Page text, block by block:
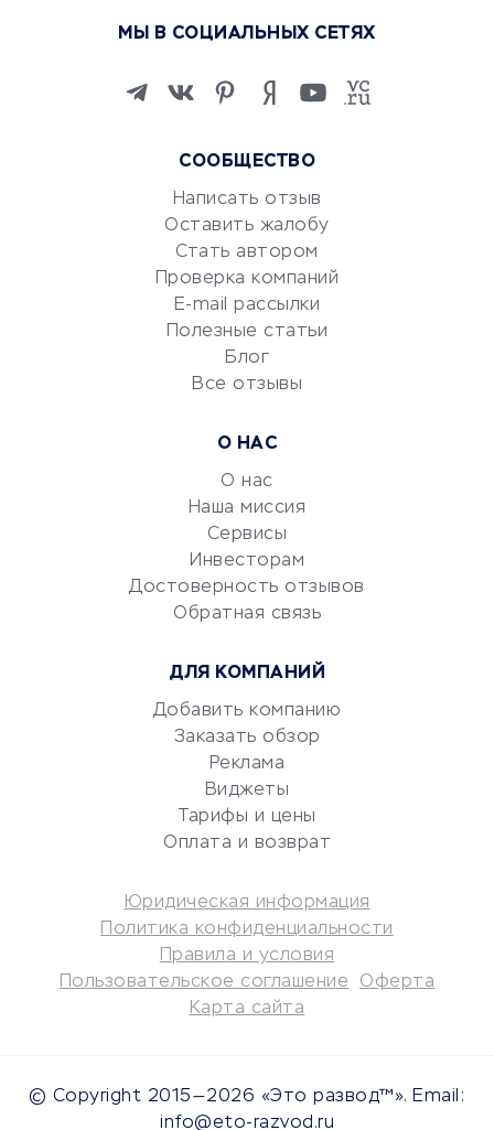
Изучение иностранных
Маркетинг и продажи
Репетиторство
Красота и здоровье
Сервисы по поиску работы
Сетевой маркетинг
УСЛУГИ ДЛЯ БИЗНЕСА
документооборот
Юридические компании
Аудиторские компании
Бухгалтерия онлайн
Потребительские кредиты
Кредитные карты
Дебетовые карты
Микрофинансовые
Улучшение кредитной
СООБЩЕСТВО
Написать отзыв
Оставить жалобу
Стать автором
Проверка компаний
E-mail рассылки
Полезные статьи
Блог
Все отзывы
О НАС
О нас
Наша миссия
Сервисы
Инвесторам
Достоверность отзывов
Обратная связь
ДЛЯ КОМПАНИЙ
Добавить компанию
Заказать обзор
Реклама
Виджеты
Тарифы и цены
Оплата и возврат
МЫ В СОЦИАЛЬНЫХ СЕТЯХ
Юридическая информация
Политика конфиденциальности
Правила и условия
Пользовательское соглашение
Оферта
Карта сайта
© Copyright 2015—2026 «Это развод™». Email:
info@eto-razvod.ru